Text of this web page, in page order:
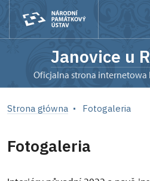
Janovice u
Oficjalna strona
Strona główna Fotogaleria
Fotogaleria